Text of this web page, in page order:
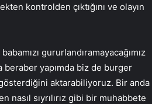
kontrolden çıktığını ve olayın
gururlandıramayacağımız
yapımda biz de burger
aktarabiliyoruz. Bir anda
sıyrılırız gibi bir muhabbete